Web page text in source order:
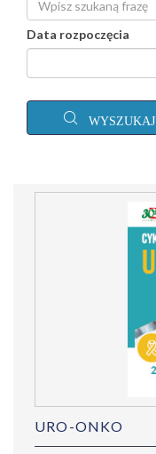
Data rozpoczęcia
WYSZUKAJ
URO-ONKO